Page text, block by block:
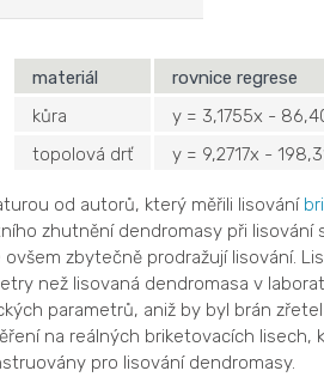
materiál rovnice regrese
kůra
y = 3,1755x -
topolová drť
y = 9,2717x -
od autorů, který měřili lisování
zhutnění dendromasy při lisování
zbytečně prodražují lisování.
než lisovaná dendromasa v
parametrů, aniž by byl brán
na reálných briketovacích
pro lisování dendromasy.